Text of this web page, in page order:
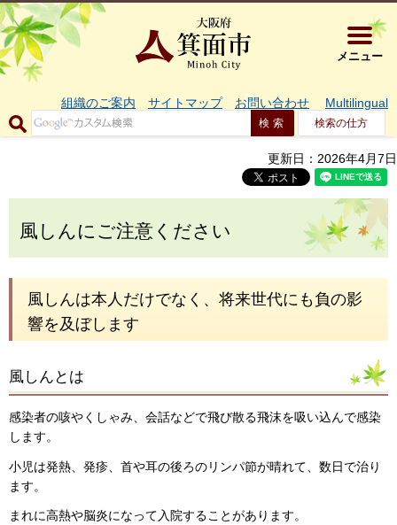
大阪府箕
メニュー
組織のご案内 サイトマップ お問い合わせ Multilingual
検索の仕方
更新日：2026年4月7日
風しんにご注意ください
風しんは本人だけでなく、将来世代にも負の影
響を及ぼします
風しんとは
感染者の咳やくしゃみ、会話などで飛び散る飛沫を吸い込んで感染
します。
小児は発熱、発疹、首や耳の後ろのリンパ節が晴れて、数日で治り
ます。
まれに高熱や脳炎になって入院することがあります。